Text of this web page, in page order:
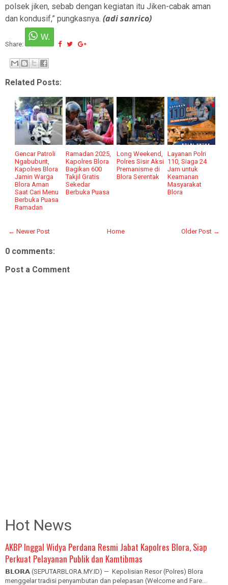
polsek jiken, sebab dengan kegiatan itu Jiken-cabak aman
dan kondusif,” pungkasnya. (adi sanrico)
Share:
Related Posts:
Gencar Patroli
Ngabuburit,
Kapolres Blora
Jamin Warga
Blora Aman
Saat Cari Menu
Berbuka Puasa
Ramadan
Ramadan 2025,
Kapolres Blora
Bagikan 600
Takjil Gratis
Sekedar
Berbuka Puasa
Long Weekend,
Polres Sisir Aksi
Premanisme di
Blora Serentak
Layanan Polri
110, Siaga 24
Jam untuk
Keamanan
Masyarakat
Blora
← Newer Post Older Post →
Home
0 comments:
Post a Comment
Hot News
AKBP Inggal Widya Perdana Resmi Jabat Kapolres Blora, Siap
Perkuat Pelayanan Publik dan Kamtibmas
𝗕𝗟𝗢𝗥𝗔 (SEPUTARBLORA.MY.ID) — Kepolisian Resor (Polres) Blora
menggelar tradisi penyambutan dan pelepasan (Welcome and Fare...